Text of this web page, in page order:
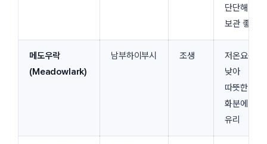
단단해
보관 좋음
메도우락
(Meadowlark)
남부하이부시 조생
저온요구도
낮아
따뜻한 곳·
화분에
유리